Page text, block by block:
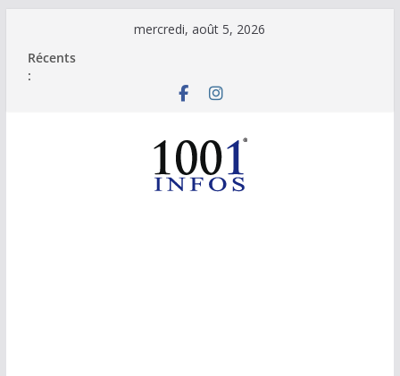
contenu
mercredi, août 5, 2026
Récents
: